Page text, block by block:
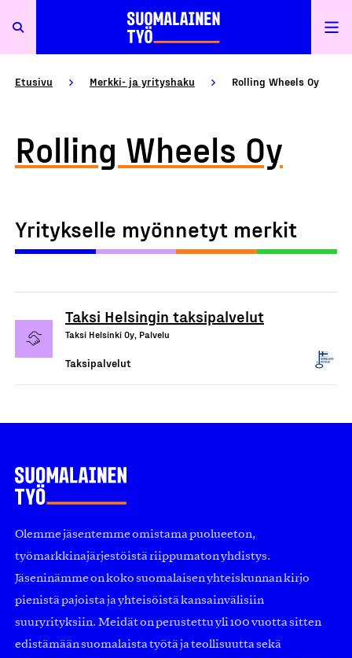
Etusivu Merkki- ja yrityshaku Rolling Wheels Oy
Rolling Wheels Oy
Yritykselle myönnetyt merkit
Taksi Helsingin taksipalvelut
Taksi Helsinki Oy, Palvelu
Taksipalvelut
Olemme jäsentemme omistama puolueeton,
työmarkkinajärjestöistä riippumaton yhdistys.
Jäseninämme on koko suomalaisen yhteiskunnan kirjo
pienistä pajoista ja yhteisöistä kansainvälisiin
suuryrityksiin. Meidät on perustettu yli 100 vuotta sitten
edistämään suomalaista työtä ja teollisuutta sekä